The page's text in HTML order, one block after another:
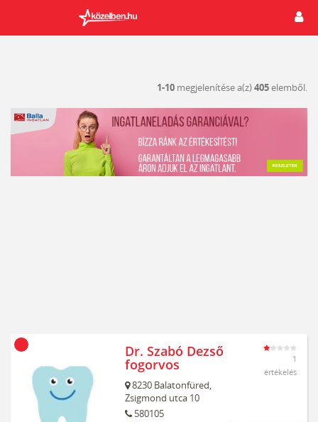
1-10 megjelenítése a(z)405elemből.
Dr. Szabó Dezső
fogorvos
8230 Balatonfüred,
Zsigmond utca 10
580105
1
értékelés